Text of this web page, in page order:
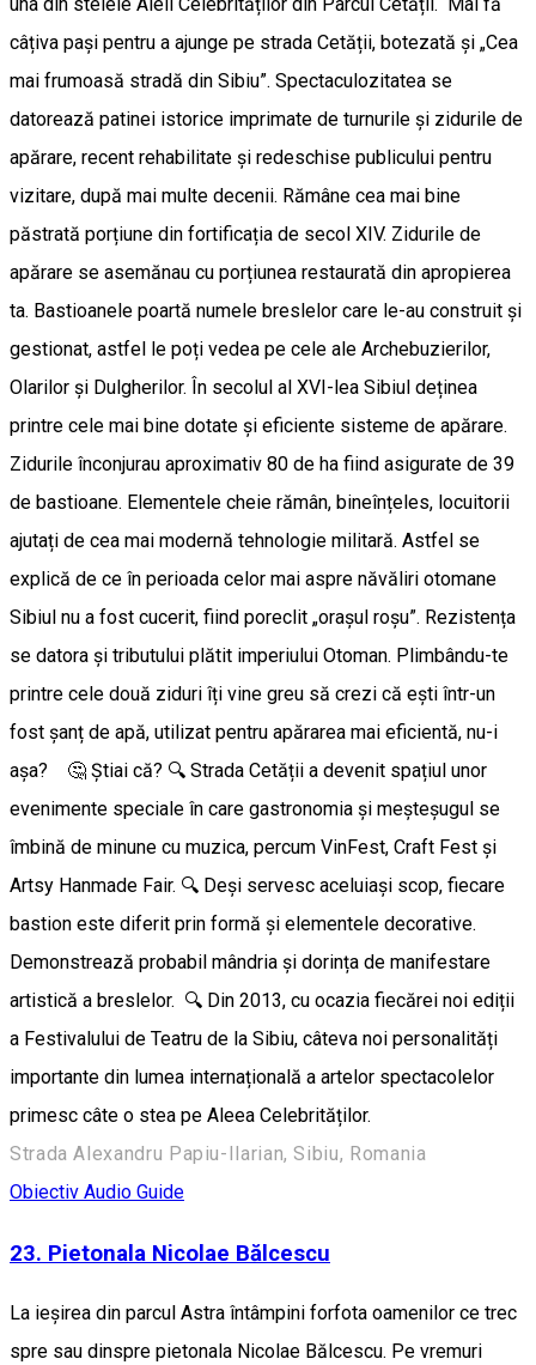
câțiva pași pentru a ajunge pe strada Cetății, botezată și „Cea
mai frumoasă stradă din Sibiu”. Spectaculozitatea se
datorează patinei istorice imprimate de turnurile și zidurile de
apărare, recent rehabilitate și redeschise publicului pentru
vizitare, după mai multe decenii. Rămâne cea mai bine
păstrată porțiune din fortificația de secol XIV. Zidurile de
apărare se asemănau cu porțiunea restaurată din apropierea
ta. Bastioanele poartă numele breslelor care le-au construit și
gestionat, astfel le poți vedea pe cele ale Archebuzierilor,
Olarilor și Dulgherilor. În secolul al XVI-lea Sibiul deținea
printre cele mai bine dotate și eficiente sisteme de apărare.
Zidurile înconjurau aproximativ 80 de ha fiind asigurate de 39
de bastioane. Elementele cheie rămân, bineînțeles, locuitorii
ajutați de cea mai modernă tehnologie militară. Astfel se
explică de ce în perioada celor mai aspre năvăliri otomane
Sibiul nu a fost cucerit, fiind poreclit „orașul roșu”. Rezistența
se datora și tributului plătit imperiului Otoman. Plimbându-te
printre cele două ziduri îți vine greu să crezi că ești într-un
fost șanț de apă, utilizat pentru apărarea mai eficientă, nu-i
așa? 🤔 Știai că? 🔍 Strada Cetății a devenit spațiul unor
evenimente speciale în care gastronomia și meșteșugul se
îmbină de minune cu muzica, percum VinFest, Craft Fest și
Artsy Hanmade Fair. 🔍 Deși servesc aceluiași scop, fiecare
bastion este diferit prin formă și elementele decorative.
Demonstrează probabil mândria și dorința de manifestare
artistică a breslelor. 🔍 Din 2013, cu ocazia fiecărei noi ediții
a Festivalului de Teatru de la Sibiu, câteva noi personalități
importante din lumea internațională a artelor spectacolelor
primesc câte o stea pe Aleea Celebrităților.
Strada Alexandru Papiu-Ilarian, Sibiu, Romania
Obiectiv Audio Guide
23. Pietonala Nicolae Bălcescu
La ieșirea din parcul Astra întâmpini forfota oamenilor ce trec
spre sau dinspre pietonala Nicolae Bălcescu. Pe vremuri